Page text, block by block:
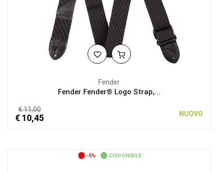
Fender
Fender Fender® Logo Strap,...
€ 11,00
€ 10,45 NUOVO
-5% DISPONIBILE